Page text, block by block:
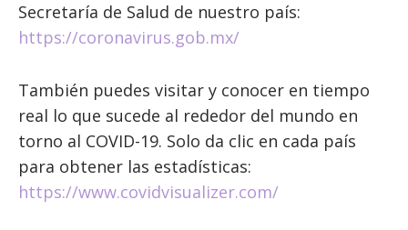
Secretaría de Salud de nuestro país:
https://coronavirus.gob.mx/
También puedes visitar y conocer en tiempo
real lo que sucede al rededor del mundo en
torno al COVID-19. Solo da clic en cada país
para obtener las estadísticas:
https://www.covidvisualizer.com/